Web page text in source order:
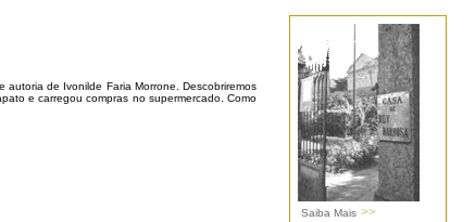
Saiba Mais >>
autoria de Ivonilde Faria Morrone. Descobriremos
e carregou compras no supermercado. Como